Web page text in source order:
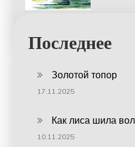
Последнее
Золотой топор
17.11.2025
Как лиса шила
10.11.2025